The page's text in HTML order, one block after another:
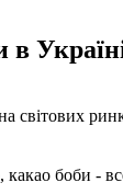
світових
боби -